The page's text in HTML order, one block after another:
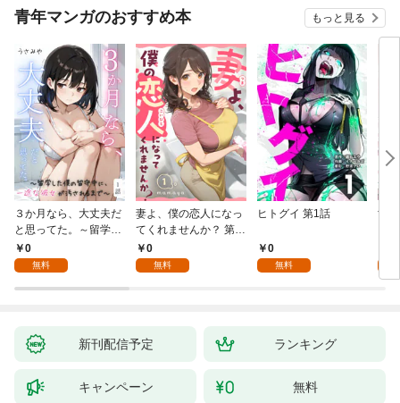
青年マンガのおすすめ本 もっと見る
３か月なら、大丈夫だ
と思ってた。～留学し
た僕の留守中に、一途
な彼女が汚されるまで
0
無料
妻よ、僕の恋人になっ
てくれませんか？ 第1
話0
無料
ヒトグイ 第1話
0
無料
世
新刊配信予定 ランキング
キャンペーン 無料